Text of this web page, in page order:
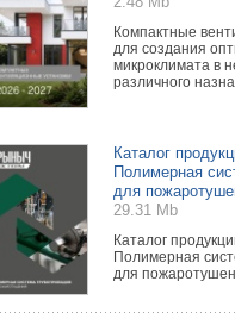
Компактные
для создания
микроклимата в
различного
Каталог
Полимерная
для
29.31 Mb
Каталог
Полимерная
для